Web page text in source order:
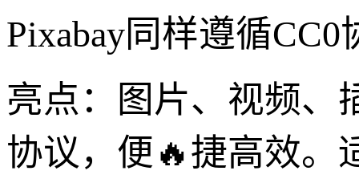
Pixabay同样遵循
亮点：图片、视频、
协议，便🔥捷高效。